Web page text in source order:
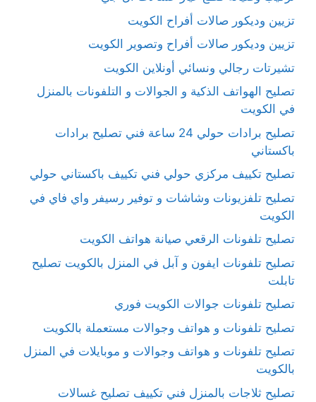
تزيين وديكور صالات أفراح الكويت
تزيين وديكور صالات أفراح وتصوير الكويت
تشيرتات رجالي ونسائي أونلاين الكويت
تصليح الهواتف الذكية و الجوالات و التلفونات بالمنزل
في الكويت
تصليح برادات حولي 24 ساعة فني تصليح برادات
باكستاني
تصليح تكييف مركزي حولي فني تكييف باكستاني حولي
تصليح تلفزيونات وشاشات و توفير رسيفر واي فاي في
الكويت
تصليح تلفونات الرقعي صيانة هواتف الكويت
تصليح تلفونات ايفون و آبل في المنزل بالكويت تصليح
تابلت
تصليح تلفونات جوالات الكويت فوري
تصليح تلفونات و هواتف وجوالات مستعملة بالكويت
تصليح تلفونات و هواتف وجوالات و موبايلات في المنزل
بالكويت
تصليح ثلاجات بالمنزل فني تكييف تصليح غسالات